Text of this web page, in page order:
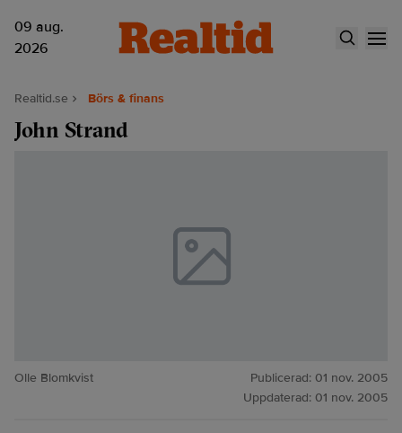
09 aug.
2026
Realtid.se Börs & finans
John Strand
Olle Blomkvist Publicerad: 01 nov. 2005
Uppdaterad: 01 nov. 2005